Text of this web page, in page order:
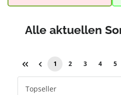
Alle aktuellen
1 2 3 4 5